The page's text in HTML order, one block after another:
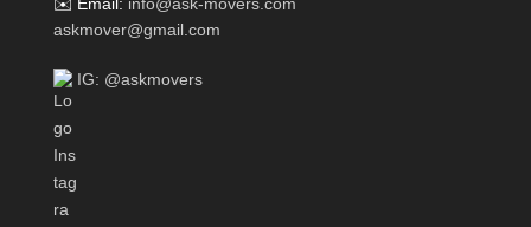
askmover@gmail.com
IG: @askmovers